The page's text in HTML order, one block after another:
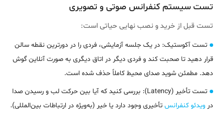
تست سیستم کنفرانس صوتی و تصویری
تست قبل از خرید و نصب نهایی حیاتی است:
تست آکوستیک: در یک جلسه آزمایشی، فردی را در دورترین نقطه سالن
قرار دهید تا صحبت کند و فردی دیگر در اتاق دیگری به صورت آنلاین گوش
دهد. مطمئن شوید صدای محیط کاملاً حذف شده است.
تست تأخیر (Latency): بررسی کنید که آیا بین حرکت لب و رسیدن صدا
در ویدئو کنفرانس تأخیری وجود دارد یا خیر (به‌ویژه در ارتباطات بین‌المللی).